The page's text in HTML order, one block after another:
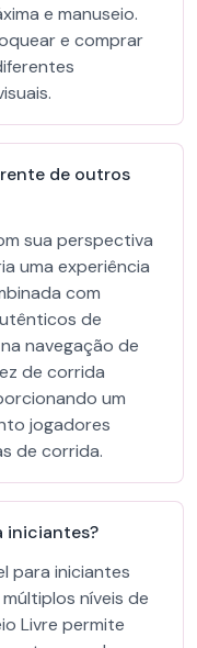
e manuseio.
e comprar
de outros
sua perspectiva
uma experiência
com
de
navegação de
de corrida
um
jogadores
de corrida.
iniciantes?
para iniciantes
níveis de
Livre permite